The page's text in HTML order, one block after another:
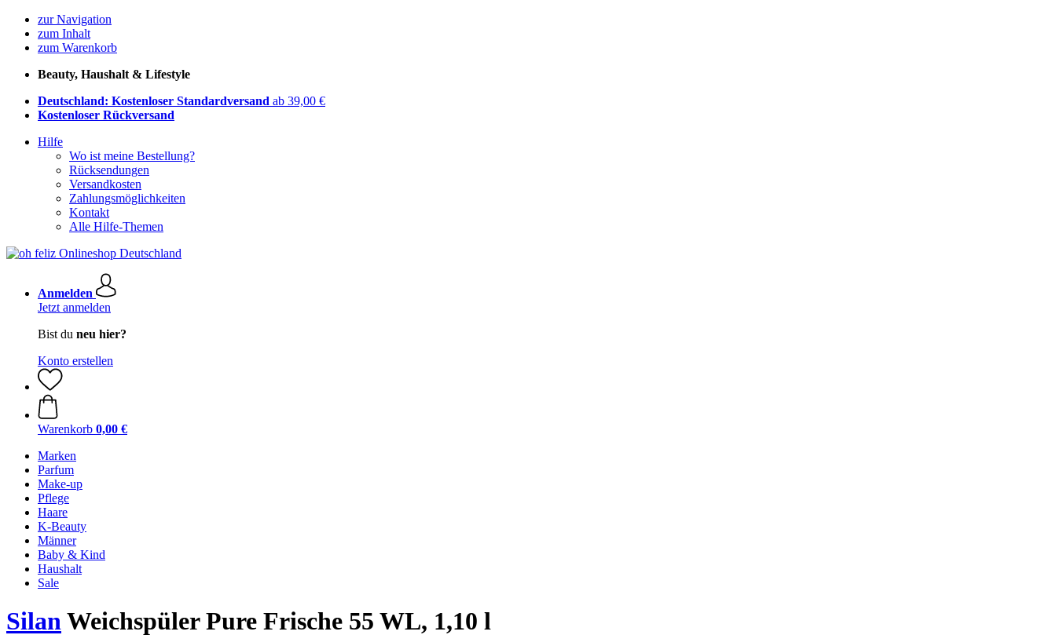
zur Navigation
zum Inhalt
zum Warenkorb
Beauty, Haushalt & Lifestyle
Deutschland: Kostenloser Standardversand ab 39,00 €
Kostenloser Rückversand
Hilfe
Wo ist meine Bestellung?
Rücksendungen
Versandkosten
Zahlungsmöglichkeiten
Kontakt
Alle Hilfe-Themen
Anmelden
Jetzt anmelden
Bist du neu hier?
Konto erstellen
Warenkorb 0,00 €
Marken
Parfum
Make-up
Pflege
Haare
K-Beauty
Männer
Baby & Kind
Haushalt
Sale
SilanWeichspüler Pure Frische 55 WL, 1,10 l